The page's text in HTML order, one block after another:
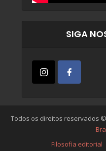
SIGA
Todos os direitos reservados
Filosofia editorial